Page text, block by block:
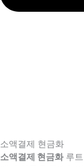
소액결제 현금화
소액결제 현금화루트